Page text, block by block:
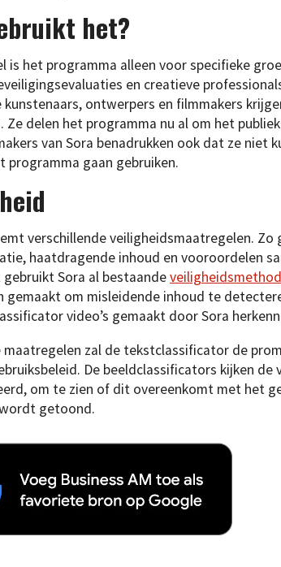
het?
is het programma alleen voor specifieke
en creatieve
kunstenaars, ontwerpers en filmmakers
Ze delen het programma nu al om het
van Sora benadrukken ook dat ze niet
programma gaan gebruiken.
verschillende veiligheidsmaatregelen. Zo
haatdragende inhoud en vooroordelen
gebruikt Sora al bestaande
gemaakt om misleidende inhoud te
video’s gemaakt door Sora
maatregelen zal de tekstclassificator de
De beeldclassificators kijken de
om te zien of dit overeenkomt met het
getoond.